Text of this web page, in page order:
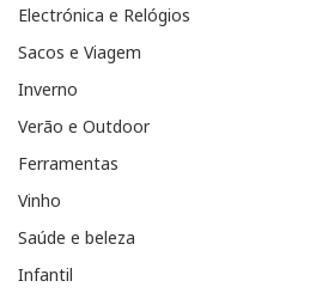
Electrónica e Relógios
Sacos e Viagem
Inverno
Verão e Outdoor
Ferramentas
Vinho
Saúde e beleza
Infantil